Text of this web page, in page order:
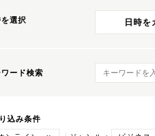
を選択 日時を
ード検索 キーワード検
込み条件